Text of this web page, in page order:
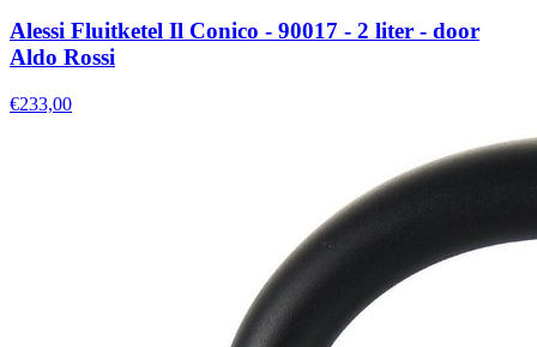
Alessi Fluitketel Il Conico - 90017 - 2 liter - door
Aldo Rossi
€233,00